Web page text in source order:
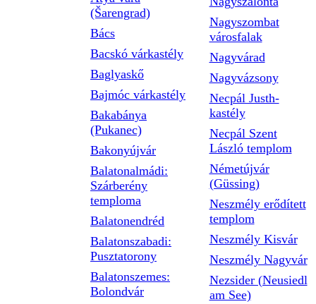
(Šarengrad)
Bács
Bacskó várkastély
Baglyaskő
Bajmóc várkastély
Bakabánya
(Pukanec)
Bakonyújvár
Balatonalmádi:
Szárberény
temploma
Balatonendréd
Balatonszabadi:
Pusztatorony
Balatonszemes:
Bolondvár
Nagyszombat
városfalak
Nagyvárad
Nagyvázsony
Necpál Justh-
kastély
Necpál Szent
László templom
Németújvár
(Güssing)
Neszmély erődített
templom
Neszmély Kisvár
Neszmély Nagyvár
Nezsider (Neusiedl
am See)